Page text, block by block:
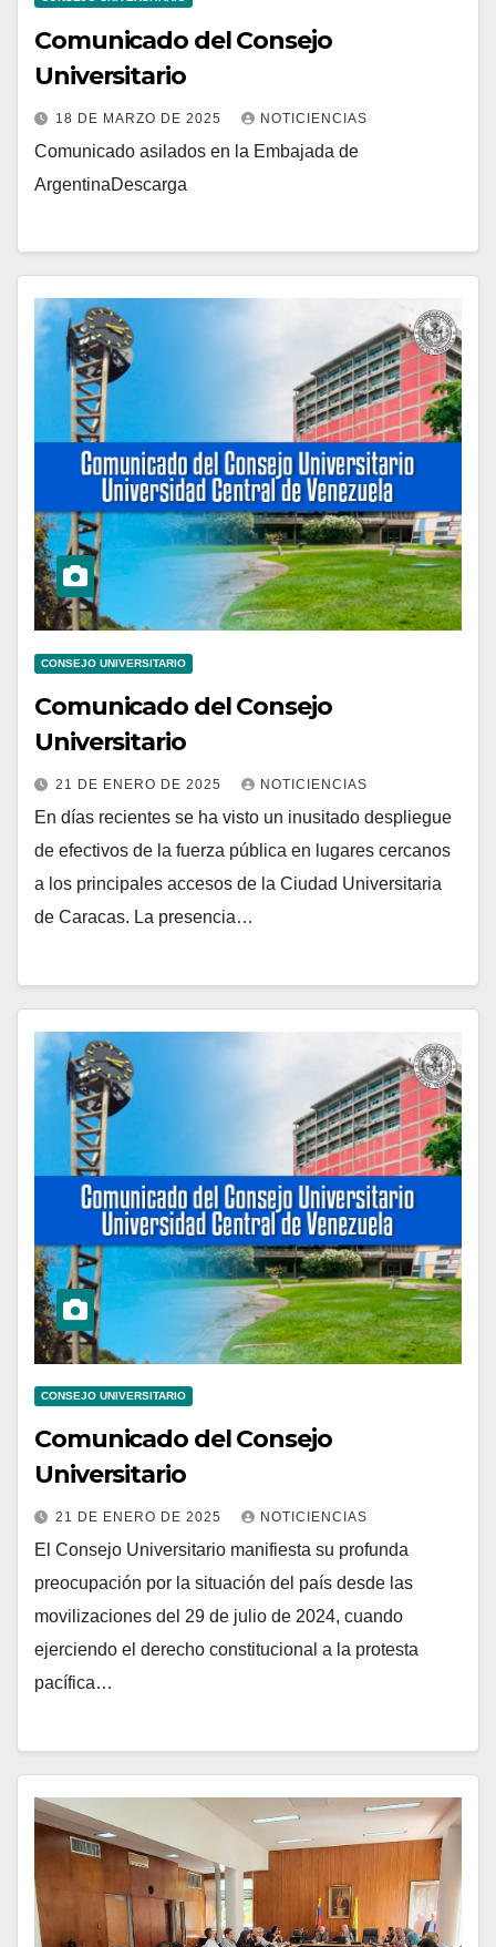
Comunicado del Consejo
Universitario
18 DE MARZO DE 2025 NOTICIENCIAS
Comunicado asilados en la Embajada de
ArgentinaDescarga
CONSEJO UNIVERSITARIO
Comunicado del Consejo
Universitario
21 DE ENERO DE 2025 NOTICIENCIAS
En días recientes se ha visto un inusitado despliegue
de efectivos de la fuerza pública en lugares cercanos
a los principales accesos de la Ciudad Universitaria
de Caracas. La presencia…
CONSEJO UNIVERSITARIO
Comunicado del Consejo
Universitario
21 DE ENERO DE 2025 NOTICIENCIAS
El Consejo Universitario manifiesta su profunda
preocupación por la situación del país desde las
movilizaciones del 29 de julio de 2024, cuando
ejerciendo el derecho constitucional a la protesta
pacífica…